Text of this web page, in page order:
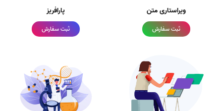
ویراستاری متن
ثبت سفارش
پارافریز
ثبت سفارش